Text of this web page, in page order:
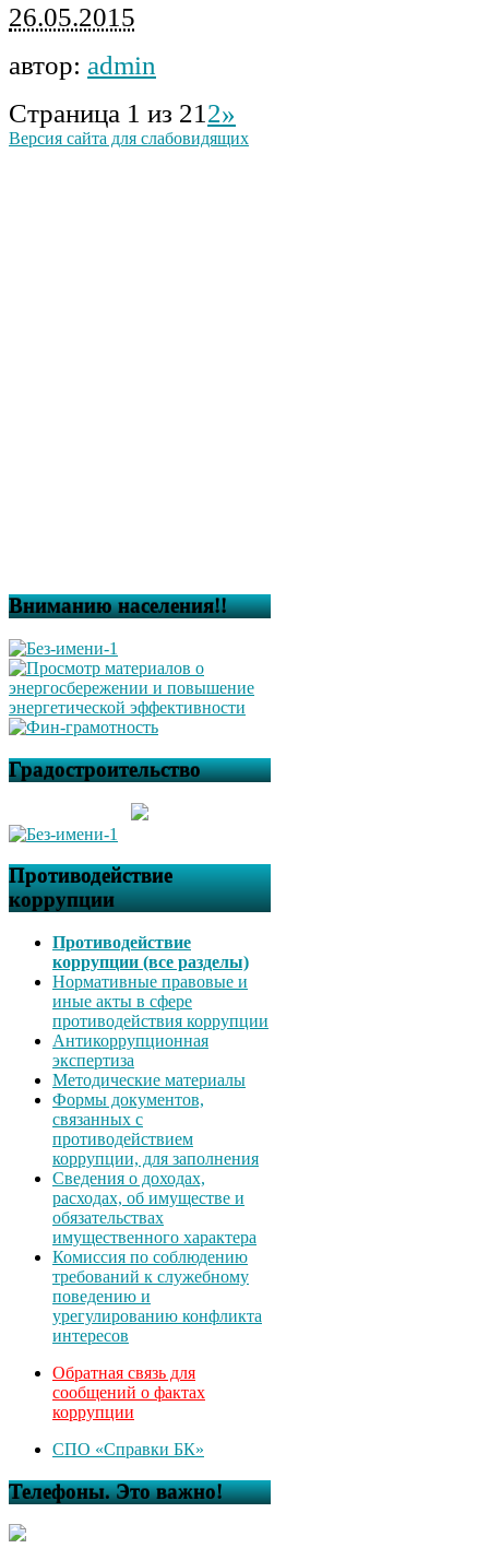
26.05.2015
автор: admin
Страница 1 из 21 2»
Версия сайта для слабовидящих
Вниманию населения!!
Градостроительство
Противодействие
коррупции
Противодействие
коррупции (все разделы)
Нормативные правовые и
иные акты в сфере
противодействия коррупции
Антикоррупционная
экспертиза
Методические материалы
Формы документов,
связанных с
противодействием
коррупции, для заполнения
Сведения о доходах,
расходах, об имуществе и
обязательствах
имущественного характера
Комиссия по соблюдению
требований к служебному
поведению и
урегулированию конфликта
интересов
Обратная связь для
сообщений о фактах
коррупции
СПО «Справки БК»
Телефоны. Это важно!